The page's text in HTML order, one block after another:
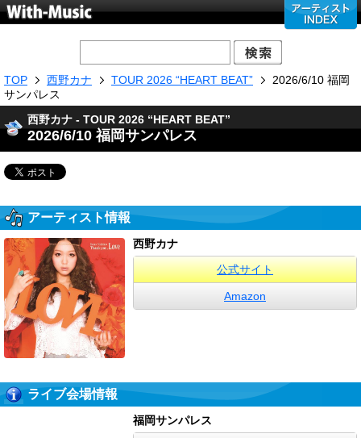
TOP 西野カナ TOUR 2026 “HEART BEAT”
2026/6/10 福岡
サンパレス
西野カナ - TOUR 2026 “HEART BEAT”
2026/6/10 福岡サンパレス
アーティスト情報
西野カナ
公式サイト
Amazon
ライブ会場情報
福岡サンパレス